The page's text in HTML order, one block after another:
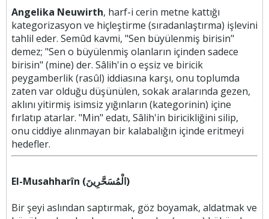
Angelika Neuwirth, harf-i cerin metne kattığı
kategorizasyon ve hiçleştirme (sıradanlaştırma) işlevini
tahlil eder. Semûd kavmi, "Sen büyülenmiş birisin"
demez; "Sen o büyülenmiş olanların içinden sadece
birisin" (mine) der. Sâlih'in o eşsiz ve biricik
peygamberlik (rasûl) iddiasına karşı, onu toplumda
zaten var olduğu düşünülen, sokak aralarında gezen,
aklını yitirmiş isimsiz yığınların (kategorinin) içine
fırlatıp atarlar. "Min" edatı, Sâlih'in biricikliğini silip,
onu ciddiye alınmayan bir kalabalığın içinde eritmeyi
hedefler.
El-Musahharîn (الْمُسَحَّرِينَ)
Bir şeyi aslından saptırmak, göz boyamak, aldatmak ve